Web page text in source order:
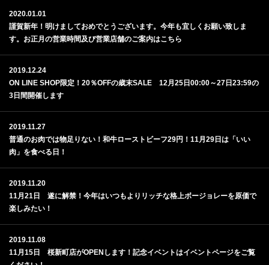
2020.01.01
謹賀新年！明けましておめでとうございます。今年も宜しくお願い致しま
す。お正月の営業時間及び営業店舗のご案内はこちら
2019.12.24
ON LINE SHOP限定！20％OFFの歳末SALE 12月25日00:00～27日23:59の
3日間開催します
2019.11.27
普通のお肉では物足りない！和牛ローストビーフ29円！11月29日は「いい
肉」を食べる日！
2019.11.20
11月21日 遂に解禁！今年はいつもよりリッチな格上ボージョレーを原価で
楽しみたい！
2019.11.08
11月15日 桜新町店がOPENします！記念イベントはイベントページをご覧